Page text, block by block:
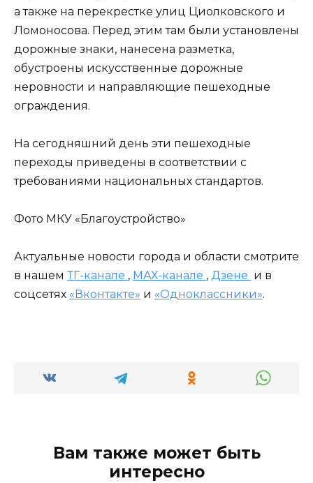
а также на перекрестке улиц Циолковского и
Ломоносова. Перед этим там были установлены
дорожные знаки, нанесена разметка,
обустроены искусственные дорожные
неровности и направляющие пешеходные
ограждения.
На сегодняшний день эти пешеходные
переходы приведены в соответствии с
требованиями национальных стандартов.
Фото МКУ «Благоустройство»
Актуальные новости города и области смотрите
в нашем ТГ-канале , МАХ-канале , Дзене и в
соцсетях «Вконтакте» и «Одноклассники».
Вам также может быть
интересно